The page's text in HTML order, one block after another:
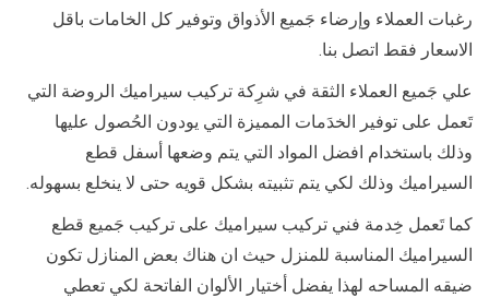
رغبات العملاء وإرضاء جَميع الأذواق وتوفير كل الخامات باقل
الاسعار فقط اتصل بنا.
علي جَميع العملاء الثقة في شرِكة تركيب سيراميك الروضة التي
تَعمل على توفير الخدَمات المميزة التي يودون الحُصول عليها
وذلك باستخدام افضل المواد التي يتم وضعها أسفل قطع
السيراميك وذلك لكي يتم تثبيته بشكل قويه حتى لا ينخلع بسهوله.
كما تَعمل خِدمة فني تركيب سيراميك على تركيب جَميع قطع
السيراميك المناسبة للمنزل حيث ان هناك بعض المنازل تكون
ضيقه المساحه لهذا يفضل أختيار الألوان الفاتحة لكي تعطي